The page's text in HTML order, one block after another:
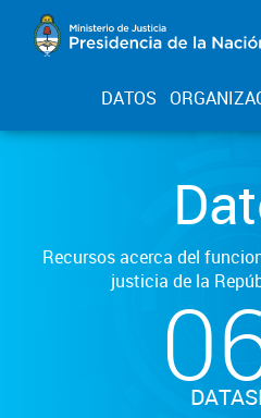
DATOS
Recursos acerca del
justicia de la